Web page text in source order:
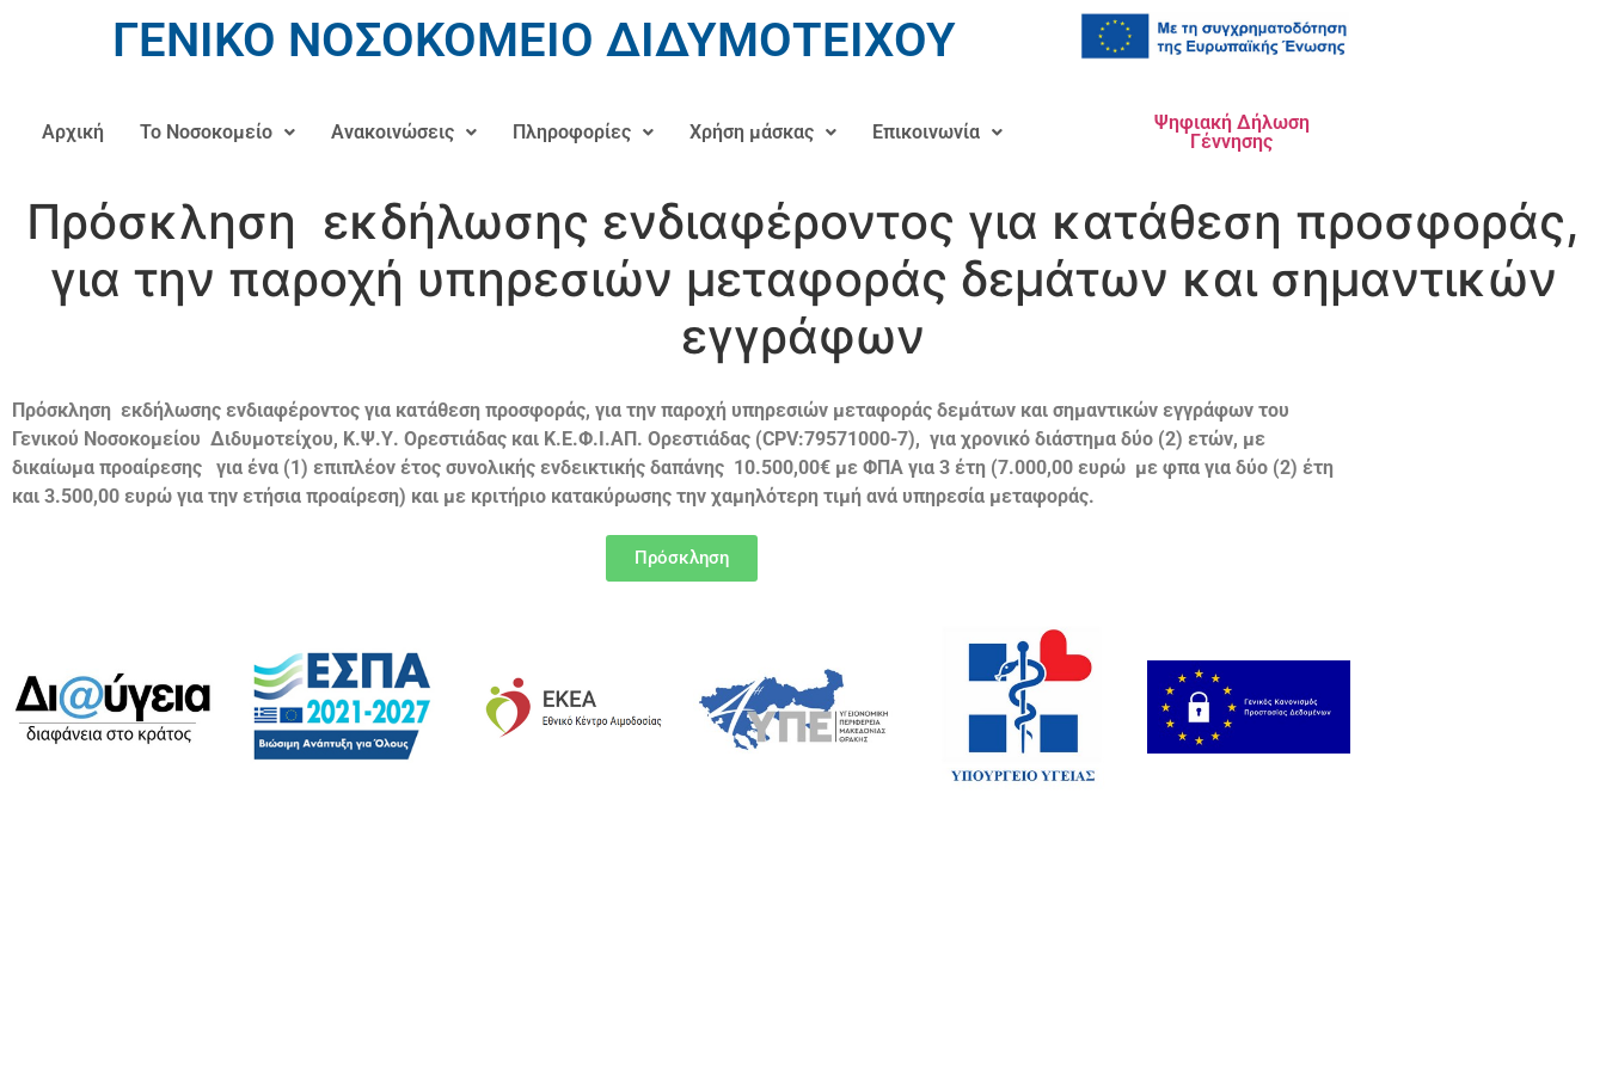
ΓΕΝΙΚΟ ΝΟΣΟΚΟΜΕΙΟ ΔΙΔΥΜΟΤΕΙΧΟΥ
Αρχική Το Νοσοκομείο Ανακοινώσεις Πληροφορίες Χρήση μάσκας Επικοινωνία
Ψηφιακή Δήλωση
Γέννησης
Πρόσκληση εκδήλωσης ενδιαφέροντος για κατάθεση προσφοράς,
για την παροχή υπηρεσιών μεταφοράς δεμάτων και σημαντικών
εγγράφων
Πρόσκληση εκδήλωσης ενδιαφέροντος για κατάθεση προσφοράς, για την παροχή υπηρεσιών μεταφοράς δεμάτων και σημαντικών εγγράφων του
Γενικού Νοσοκομείου Διδυμοτείχου, Κ.Ψ.Υ. Ορεστιάδας και Κ.Ε.Φ.Ι.ΑΠ. Ορεστιάδας (CPV:79571000-7), για χρονικό διάστημα δύο (2) ετών, με
δικαίωμα προαίρεσης για ένα (1) επιπλέον έτος συνολικής ενδεικτικής δαπάνης 10.500,00€ με ΦΠΑ για 3 έτη (7.000,00 ευρώ με φπα για δύο (2) έτη
και 3.500,00 ευρώ για την ετήσια προαίρεση) και με κριτήριο κατακύρωσης την χαμηλότερη τιμή ανά υπηρεσία μεταφοράς.
Πρόσκληση